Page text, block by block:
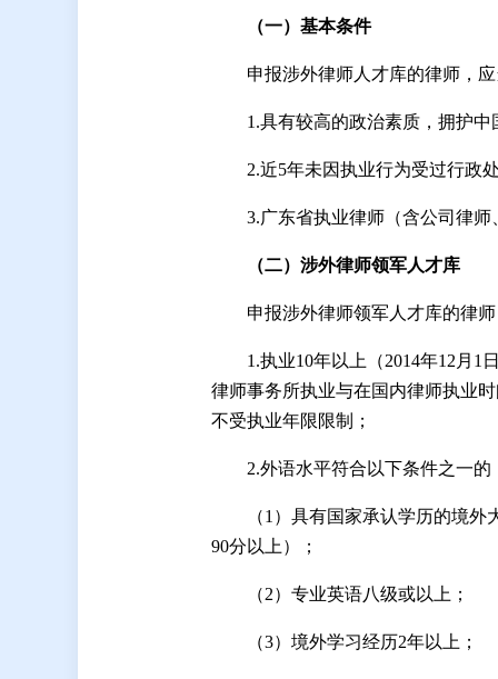
（一）基本条件
申报涉外律师人才库的律师，
1.具有较高的政治素质，拥护
2.近5年未因执业行为受过行政
3.广东省执业律师（含公司律
（二）涉外律师领军人才库
申报涉外律师领军人才库的律
1.执业10年以上（2014年12月
律师事务所执业与在国内律师执业
不受执业年限限制；
2.外语水平符合以下条件之一的
（1）具有国家承认学历的境
90分以上）；
（2）专业英语八级或以上；
（3）境外学习经历2年以上；